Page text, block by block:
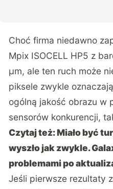
Choć firma niedawno
Mpix ISOCELL HP5 z
μm, ale ten ruch może
piksele zwykle
ogólną jakość obrazu w
sensorów konkurencji,
Czytaj też:Miało być
wyszło jak zwykle.
problemami po
Jeśli pierwsze rezultaty